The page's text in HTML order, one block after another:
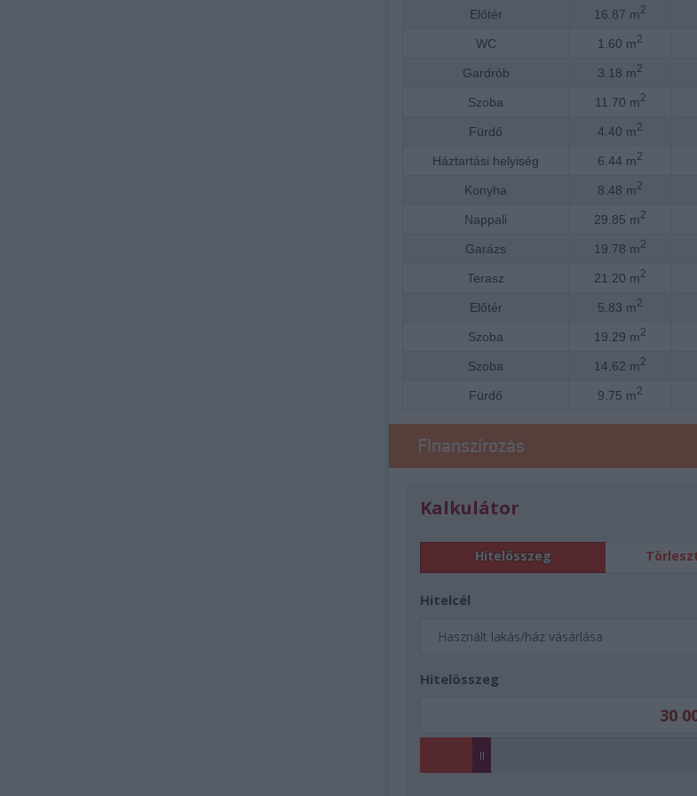
Előtér 16.87 m2
WC 1.60 m2
Gardrób 3.18 m2
Szoba 11.70 m2
Fürdő 4.40 m2
Háztartási helyiség 6.44 m2
Konyha 8.48 m2
Nappali 29.85 m2
Garázs 19.78 m2
Terasz 21.20 m2
Előtér 5.83 m2
Szoba 19.29 m2
Szoba 14.62 m2
Fürdő 9.75 m2
Finanszírozás